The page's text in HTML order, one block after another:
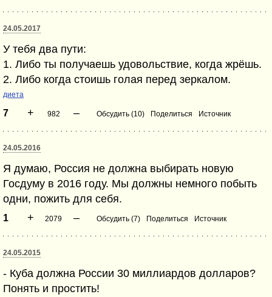
24.05.2017
У тебя два пути:
1. Либо ты получаешь удовольствие, когда жрёшь.
2. Либо когда стоишь голая перед зеркалом.
диета
7 + 982 – Обсудить (10) Поделиться Источник
24.05.2016
Я думаю, Россия не должна выбирать новую
Госдуму в 2016 году. Мы должны немного побыть
одни, пожить для себя.
1 + 2079 – Обсудить (7) Поделиться Источник
24.05.2015
- Куба должна России 30 миллиардов долларов?
Понять и простить!